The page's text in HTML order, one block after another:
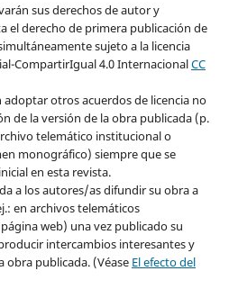
sus derechos de autor y
el derecho de primera publicación de
sujeto a la licencia
CompartirIgual 4.0 InternacionalCC
otros acuerdos de licencia no
de la versión de la obra publicada (p.
telemático institucional o
monográfico) siempre que se
en esta revista.
a los autores/as difundir su obra a
en archivos telemáticos
web) una vez publicado su
intercambios interesantes y
obra publicada. (Véase El efecto del